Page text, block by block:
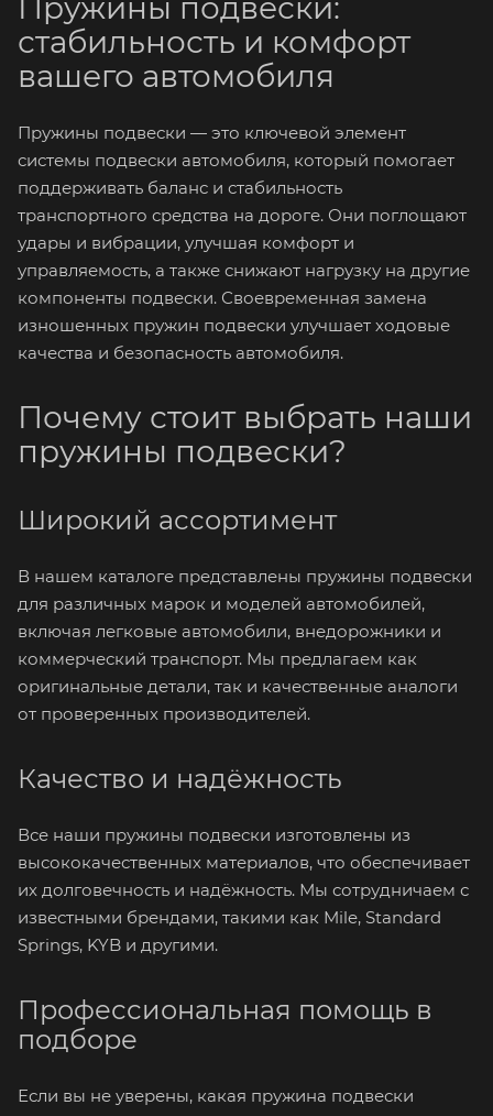
Пружины подвески:
стабильность и комфорт
вашего автомобиля
Пружины подвески — это ключевой элемент
системы подвески автомобиля, который помогает
поддерживать баланс и стабильность
транспортного средства на дороге. Они поглощают
удары и вибрации, улучшая комфорт и
управляемость, а также снижают нагрузку на другие
компоненты подвески. Своевременная замена
изношенных пружин подвески улучшает ходовые
качества и безопасность автомобиля.
Почему стоит выбрать наши
пружины подвески?
Широкий ассортимент
В нашем каталоге представлены пружины подвески
для различных марок и моделей автомобилей,
включая легковые автомобили, внедорожники и
коммерческий транспорт. Мы предлагаем как
оригинальные детали, так и качественные аналоги
от проверенных производителей.
Качество и надёжность
Все наши пружины подвески изготовлены из
высококачественных материалов, что обеспечивает
их долговечность и надёжность. Мы сотрудничаем с
известными брендами, такими как Mile, Standard
Springs, KYB и другими.
Профессиональная помощь в
подборе
Если вы не уверены, какая пружина подвески